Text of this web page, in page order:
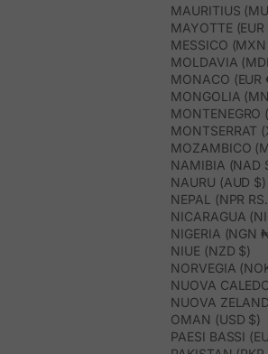
MAURITIUS
MAYOTTE (EUR
MESSICO
MOLDAVIA
MONACO (EUR
MONGOLIA
MONTENEGRO
MONTSERRAT
MOZAMBICO
NAMIBIA (NAD
NAURU (AUD $)
NEPAL (NPR
NICARAGUA
NIGERIA (NGN
NIUE (NZD $)
NORVEGIA
NUOVA
NUOVA
OMAN (USD $)
PAESI BASSI